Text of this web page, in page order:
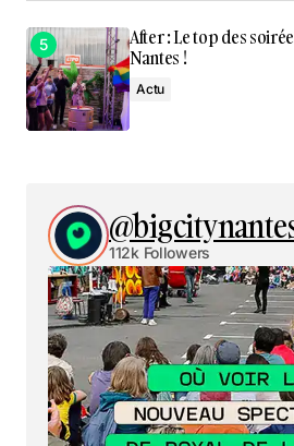
After : Le top des
Nantes !
Actu
112k Followers